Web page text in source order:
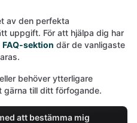
av den perfekta
uppgift. För att hjälpa dig har
FAQ-sektion där de vanligaste
behöver ytterligare
gärna till ditt förfogande.
att bestämma mig